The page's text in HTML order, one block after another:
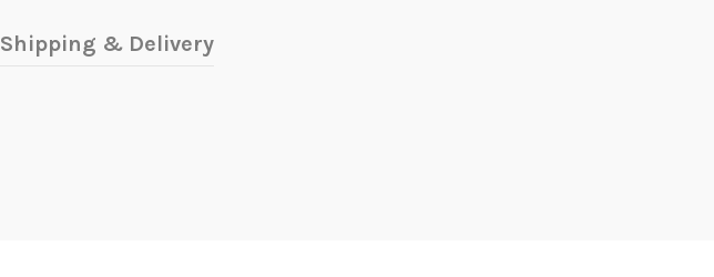
Shipping & Delivery